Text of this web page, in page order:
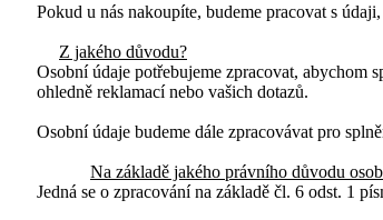
Pokud u nás nakoupíte, budeme pracovat s
Z jakého důvodu?
Osobní údaje potřebujeme zpracovat, abychom
ohledně reklamací nebo vašich dotazů.
Osobní údaje budeme dále zpracovávat pro
Na základě jakého právního důvodu
Jedná se o zpracování na základě čl. 6 odst. 1